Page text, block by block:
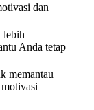
dan
lebih
Anda tetap
memantau